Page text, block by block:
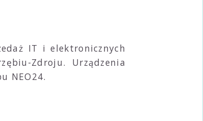
IT i elektronicznych
Zdroju. Urządzenia
NEO24.